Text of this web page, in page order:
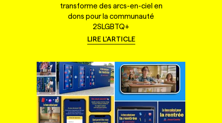
transforme des arcs-en-ciel en
dons pour la communauté
2SLGBTQ+
LIRE L'ARTICLE